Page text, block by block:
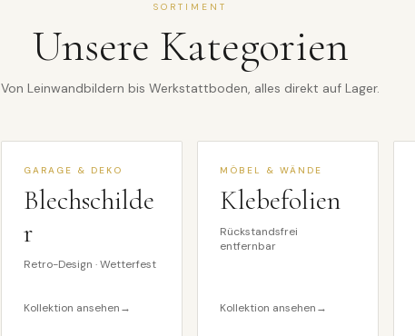
SORTIMENT
Unsere Kategorien
Von Leinwandbildern bis Werkstattboden, alles direkt auf Lager.
GARAGE & DEKO
Blechschilde
r
Retro-Design · Wetterfest
Kollektion ansehen→
MÖBEL & WÄNDE
Klebefolien
Rückstandsfrei
entfernbar
Kollektion ansehen→